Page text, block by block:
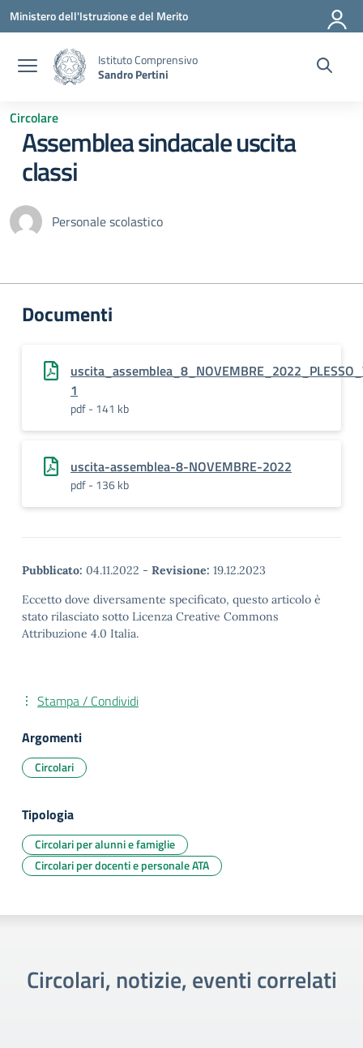
Vai ai contenuti
Vai al menu di navigazione
Vai al footer
Ministero dell'Istruzione e del Merito
Istituto Comprensivo
Sandro Pertini
Circolare
Assemblea sindacale uscita
classi
Personale scolastico
Documenti
1
pdf - 141 kb
uscita-assemblea-8-NOVEMBRE-2022
pdf - 136 kb
Pubblicato: 04.11.2022 - Revisione: 19.12.2023
Eccetto dove diversamente specificato, questo articolo è
stato rilasciato sotto Licenza Creative Commons
Attribuzione 4.0 Italia.
Stampa / Condividi
Argomenti
Circolari
Tipologia
Circolari per alunni e famiglie
Circolari per docenti e personale ATA
Circolari, notizie, eventi correlati